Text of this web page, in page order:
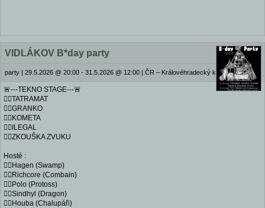
VIDLÁKOV B*day party
party | 29.5.2026 @ 20:00 - 31.5.2026 @ 12:00 | ČR – Královéhradecký kraj
🚨---TEKNO STAGE---🚨
🏴‍☠️TATRAMAT
🏴‍☠️GRANKO
🏴‍☠️KOMETA
🏴‍☠️ILEGAL
🏴‍☠️ZKOUŠKA ZVUKU
Hosté :
🏴‍☠️Hagen (Swamp)
🏴‍☠️Richcore (Combain)
🏴‍☠️Polo (Protoss)
🏴‍☠️Sindhyl (Dragon)
🏴‍☠️Houba (Chalupáři)